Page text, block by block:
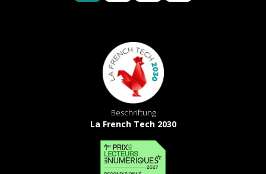
Beschriftung
La French Tech 2030